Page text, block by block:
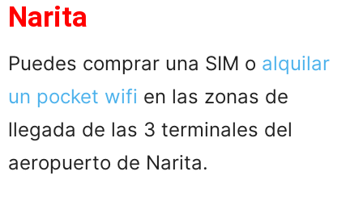
Narita
Puedes comprar una SIM o alquilar
un pocket wifi en las zonas de
llegada de las 3 terminales del
aeropuerto de Narita.